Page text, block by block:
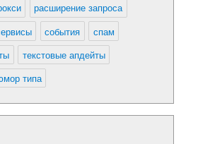
расширение запроса
события
спам
текстовые апдейты
типа